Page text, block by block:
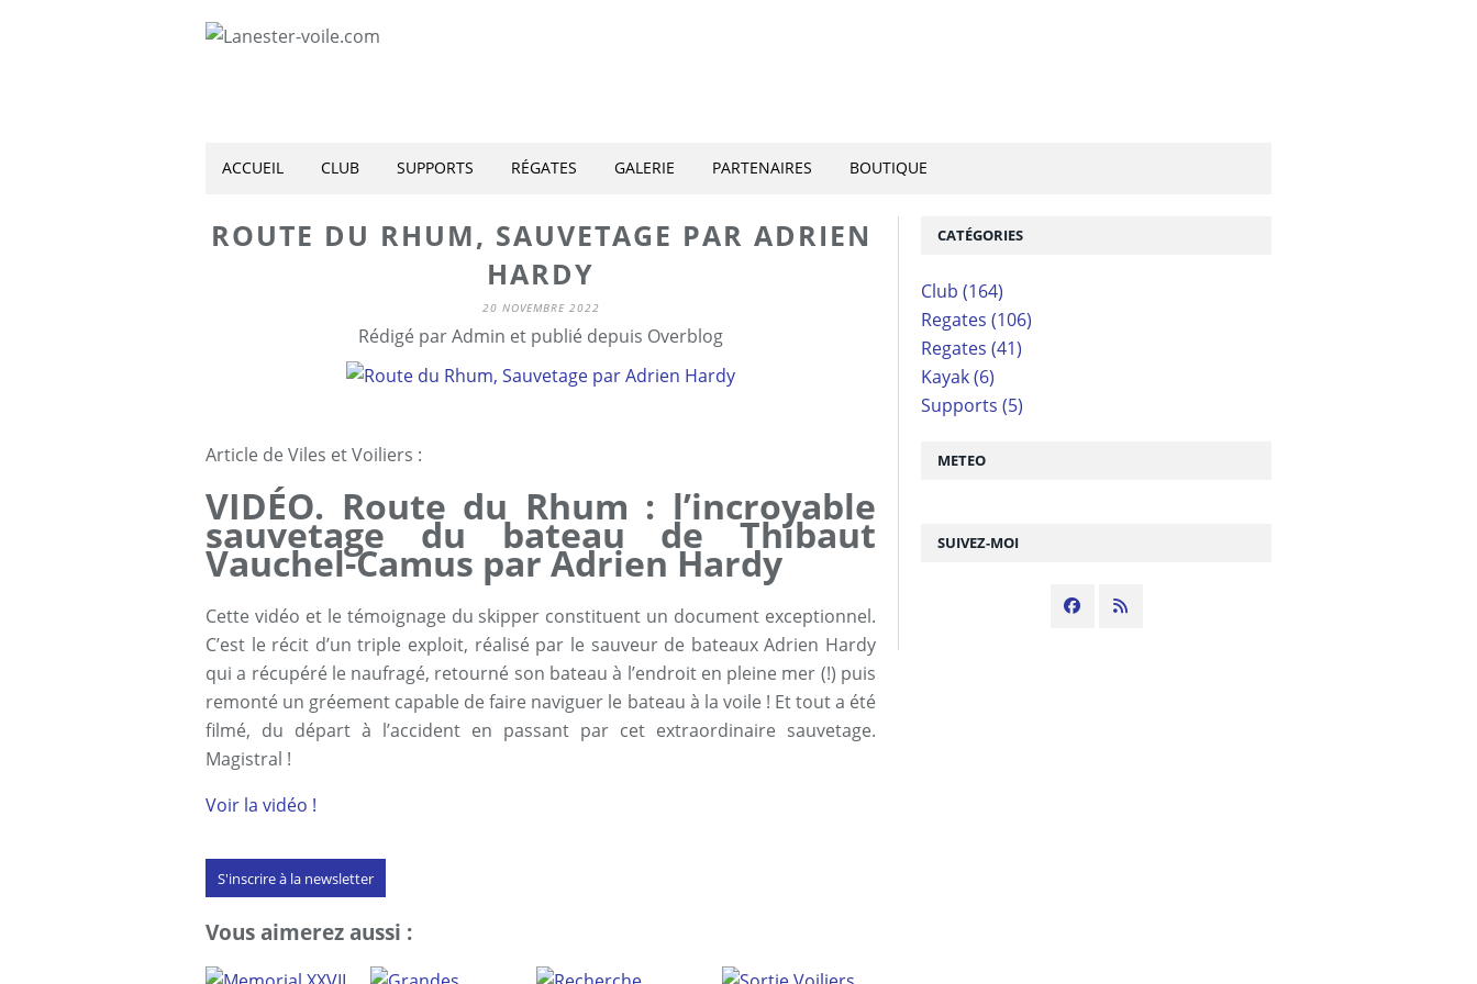
ACCUEIL CLUB SUPPORTS RÉGATES GALERIE PARTENAIRES BOUTIQUE
ROUTE DU RHUM, SAUVETAGE PAR ADRIEN
HARDY
20 NOVEMBRE 2022
Rédigé par Admin et publié depuis Overblog
Article de Viles et Voiliers :
VIDÉO. Route du Rhum : l’incroyable
sauvetage du bateau de Thibaut
Vauchel-Camus par Adrien Hardy
​Cette vidéo et le témoignage du skipper constituent un document exceptionnel.
C’est le récit d’un triple exploit, réalisé par le sauveur de bateaux Adrien Hardy
qui a récupéré le naufragé, retourné son bateau à l’endroit en pleine mer (!) puis
remonté un gréement capable de faire naviguer le bateau à la voile ! Et tout a été
filmé, du départ à l’accident en passant par cet extraordinaire sauvetage.
Magistral !
Voir la vidéo !
S'inscrire à la newsletter
Vous aimerez aussi :
SUIVEZ-MOI
CATÉGORIES
Club (164)
Regates (106)
Regates (41)
Kayak(6)
Supports (5)
METEO